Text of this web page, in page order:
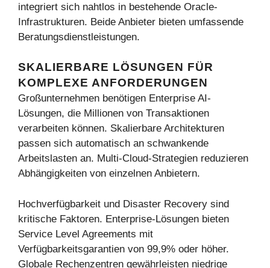
integriert sich nahtlos in bestehende Oracle-
Infrastrukturen. Beide Anbieter bieten umfassende
Beratungsdienstleistungen.
SKALIERBARE LÖSUNGEN FÜR
KOMPLEXE ANFORDERUNGEN
Großunternehmen benötigen Enterprise AI-
Lösungen, die Millionen von Transaktionen
verarbeiten können. Skalierbare Architekturen
passen sich automatisch an schwankende
Arbeitslasten an. Multi-Cloud-Strategien reduzieren
Abhängigkeiten von einzelnen Anbietern.
Hochverfügbarkeit und Disaster Recovery sind
kritische Faktoren. Enterprise-Lösungen bieten
Service Level Agreements mit
Verfügbarkeitsgarantien von 99,9% oder höher.
Globale Rechenzentren gewährleisten niedrige